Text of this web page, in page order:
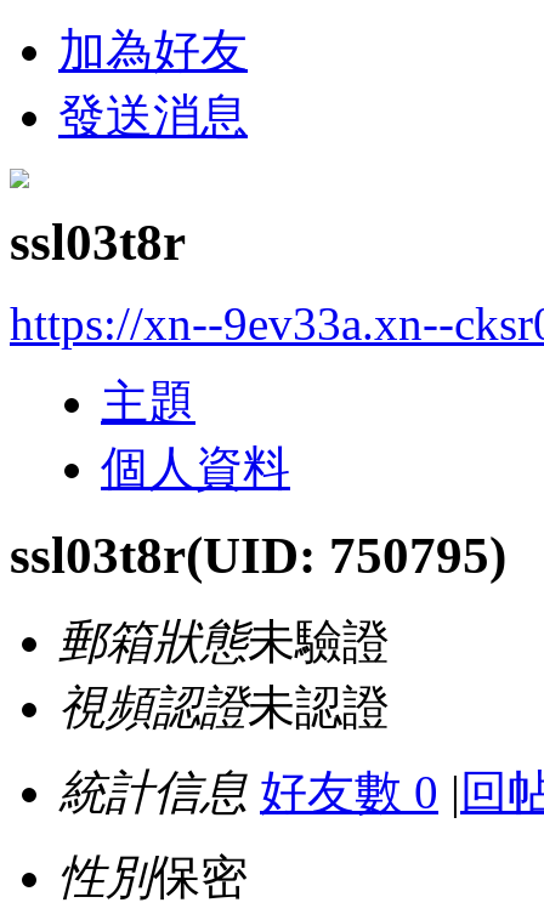
加為好友
發送消息
ssl03t8r
https://xn--9ev33a.xn--
主題
個人資料
ssl03t8r(UID: 750795)
郵箱狀態未驗證
視頻認證未認證
統計信息 好友數 0 | 回
性別保密